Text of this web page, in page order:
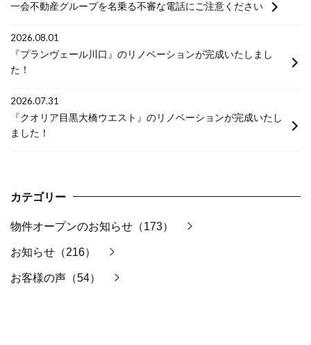
一会不動産グループを名乗る不審な電話にご注意ください
2026.08.01
『プランヴェール川口』のリノベーションが完成いたしまし
た！
2026.07.31
『クオリア目黒大橋ウエスト』のリノベーションが完成いたし
ました！
カテゴリー
物件オープンのお知らせ（173）
お知らせ（216）
お客様の声（54）